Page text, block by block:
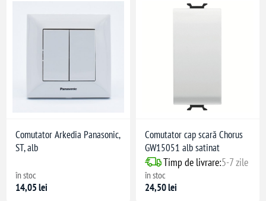
Comutator Arkedia Panasonic,
ST, alb
în stoc
14,05 lei
Comutator cap scară Chorus
GW15051 alb satinat
Timp de livrare:5-7 zile
în stoc
24,50 lei